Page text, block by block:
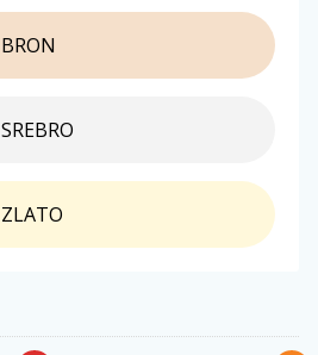
BRON
SREBRO
ZLATO